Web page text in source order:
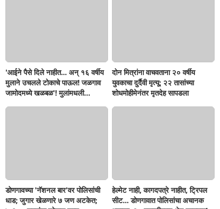
'आईने पैसे दिले नाहीत... अन् १६ वर्षीय
मुलाने उचलले टोकाचे पाऊल! जळगाव
जामोदमध्ये खळबळ'! मुलांमधली
दोन मित्रांना वाचवताना २० वर्षीय
युवकाचा दुर्दैवी मृत्यू; २२ तासांच्या
शोधमोहीमेनंतर मृतदेह सापडला
डोणगावच्या 'नॅशनल बार'वर पोलिसांची
धाड; जुगार खेळणारे ७ जण अटकेत;
हेल्मेट नाही, कागदपत्रे नाहीत, ट्रिपल
सीट... डोणगावात पोलिसांचा अचानक